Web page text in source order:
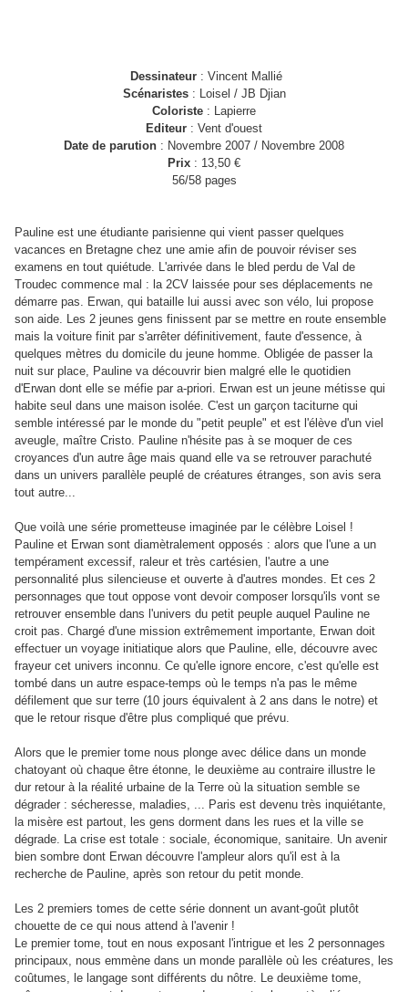
Dessinateur: Vincent Mallié
Scénaristes: Loisel / JB Djian
Coloriste : Lapierre
Editeur : Vent d'ouest
Date de parution : Novembre 2007 / Novembre 2008
Prix : 13,50 €
56/58 pages
Pauline est une étudiante parisienne qui vient passer quelques
vacances en Bretagne chez une amie afin de pouvoir réviser ses
examens en tout quiétude. L'arrivée dans le bled perdu de Val de
Troudec commence mal : la 2CV laissée pour ses déplacements ne
démarre pas. Erwan, qui bataille lui aussi avec son vélo, lui propose
son aide. Les 2 jeunes gens finissent par se mettre en route ensemble
mais la voiture finit par s'arrêter définitivement, faute d'essence, à
quelques mètres du domicile du jeune homme. Obligée de passer la
nuit sur place, Pauline va découvrir bien malgré elle le quotidien
d'Erwan dont elle se méfie par a-priori. Erwan est un jeune métisse qui
habite seul dans une maison isolée. C'est un garçon taciturne qui
semble intéressé par le monde du "petit peuple" et est l'élève d'un viel
aveugle, maître Cristo. Pauline n'hésite pas à se moquer de ces
croyances d'un autre âge mais quand elle va se retrouver parachuté
dans un univers parallèle peuplé de créatures étranges, son avis sera
tout autre...
Que voilà une série prometteuse imaginée par le célèbre Loisel !
Pauline et Erwan sont diamètralement opposés : alors que l'une a un
tempérament excessif, raleur et très cartésien, l'autre a une
personnalité plus silencieuse et ouverte à d'autres mondes. Et ces 2
personnages que tout oppose vont devoir composer lorsqu'ils vont se
retrouver ensemble dans l'univers du petit peuple auquel Pauline ne
croit pas. Chargé d'une mission extrêmement importante, Erwan doit
effectuer un voyage initiatique alors que Pauline, elle, découvre avec
frayeur cet univers inconnu. Ce qu'elle ignore encore, c'est qu'elle est
tombé dans un autre espace-temps où le temps n'a pas le même
défilement que sur terre (10 jours équivalent à 2 ans dans le notre) et
que le retour risque d'être plus compliqué que prévu.
Alors que le premier tome nous plonge avec délice dans un monde
chatoyant où chaque être étonne, le deuxième au contraire illustre le
dur retour à la réalité urbaine de la Terre où la situation semble se
dégrader : sécheresse, maladies, ... Paris est devenu très inquiétante,
la misère est partout, les gens dorment dans les rues et la ville se
dégrade. La crise est totale : sociale, économique, sanitaire. Un avenir
bien sombre dont Erwan découvre l'ampleur alors qu'il est à la
recherche de Pauline, après son retour du petit monde.
Les 2 premiers tomes de cette série donnent un avant-goût plutôt
chouette de ce qui nous attend à l'avenir !
Le premier tome, tout en nous exposant l'intrigue et les 2 personnages
principaux, nous emmène dans un monde parallèle où les créatures, les
coûtumes, le langage sont différents du nôtre. Le deuxième tome,